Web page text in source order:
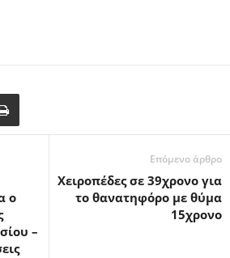
ο
–
Επόμενο άρθρο
Χειροπέδες σε 39χρονο για
το θανατηφόρο με θύμα
15χρονο